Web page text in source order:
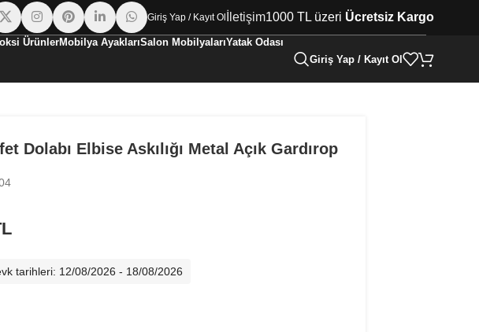
Giriş Yap / Kayıt Ol İletişim1000 TL üzeri Ücretsiz Kargo
ÜrünlerMobilya AyaklarıSalon MobilyalarıYatak Odası
Giriş Yap / Kayıt Ol
Dolabı Elbise Askılığı Metal Açık Gardırop
tarihleri: 12/08/2026 - 18/08/2026